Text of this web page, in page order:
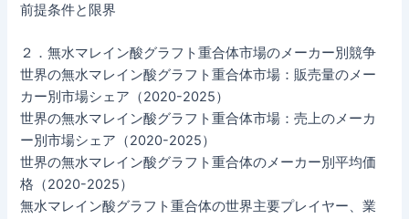
前提条件と限界
２．無水マレイン酸グラフト重合体市場のメーカー別競争
世界の無水マレイン酸グラフト重合体市場：販売量のメー
カー別市場シェア（2020-2025）
世界の無水マレイン酸グラフト重合体市場：売上のメーカ
ー別市場シェア（2020-2025）
世界の無水マレイン酸グラフト重合体のメーカー別平均価
格（2020-2025）
無水マレイン酸グラフト重合体の世界主要プレイヤー、業